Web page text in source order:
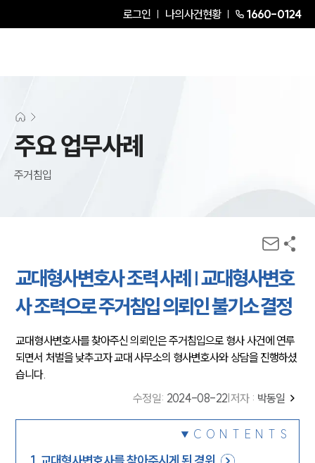
로그인 나의사건현황 1660-0124
주요 업무사례
주거침입
교대형사변호사 조력 사례 | 교대형사변호
사 조력으로 주거침입 의뢰인 불기소 결정
교대형사변호사를 찾아주신 의뢰인은 주거침입으로 형사 사건에 연루
되면서 처벌을 낮추고자 교대 사무소의 형사변호사와 상담을 진행하셨
습니다.
수정일: 2024-08-22 저자 : 박동일
CONTENTS